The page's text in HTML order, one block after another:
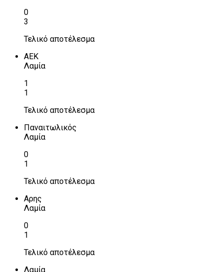
0
3
Τελικό αποτέλεσμα
ΑΕΚ
Λαμία
1
1
Τελικό αποτέλεσμα
Παναιτωλικός
Λαμία
0
1
Τελικό αποτέλεσμα
Αρης
Λαμία
0
1
Τελικό αποτέλεσμα
Λαμία